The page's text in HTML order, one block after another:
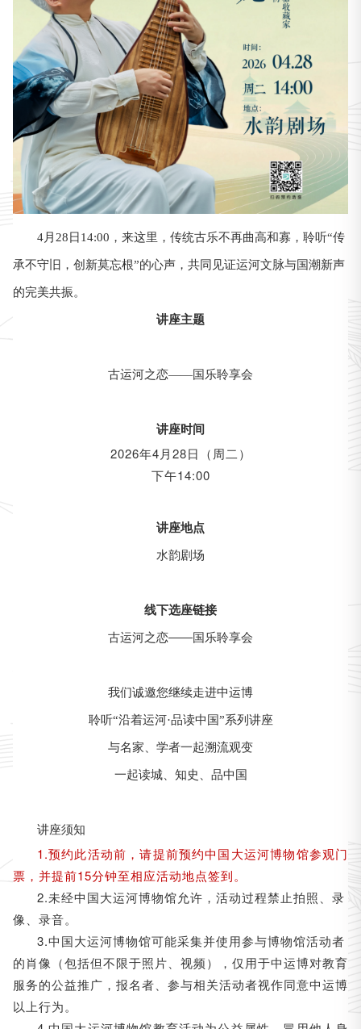
4月28日14:00，来这里，传统古乐不再曲高和寡，聆听“传
承不守旧，创新莫忘根”的心声，共同见证运河文脉与国潮新声
的完美共振。
讲座主题
古运河之恋——国乐聆享会
讲座时间
2026年4月28日（周二）
下午14:00
讲座地点
水韵剧场
线下选座链接
古运河之恋——国乐聆享会
我们诚邀您继续走进中运博
聆听“沿着运河·品读中国”系列讲座
与名家、学者一起溯流观变
一起读城、知史、品中国
讲座须知
1.预约此活动前，请提前预约中国 大运河博物馆参观门
票，并提前15分钟至相应活动地点签到。
2.未经中国大运河博物馆允许，活动过程禁止拍照、录
像、录音。
3.中国大运河博物馆可能采集并使用参与博物馆活动者
的肖像（包括但不限于照片、视频），仅用于中运博对教育
服务的公益推广，报名者、参与相关活动者视作同意中运博
以上行为。